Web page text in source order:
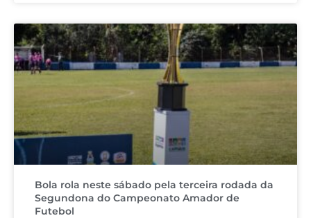
Bola rola neste sábado pela terceira rodada da
Segundona do Campeonato Amador de
Futebol